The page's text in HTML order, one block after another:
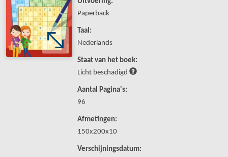
Paperback
Taal:
Nederlands
Staat van het boek:
Licht beschadigd
Aantal Pagina's:
96
Afmetingen:
150x200x10
Verschijningsdatum: